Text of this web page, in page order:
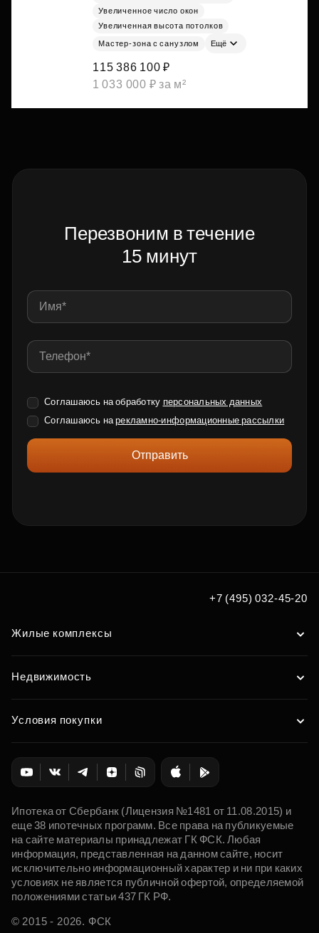
Увеличенное число окон
Увеличенная высота потолков
Мастер-зона с санузлом Ещё
115 386 100 ₽
1 033 000 ₽ за м²
Перезвоним в течение
15 минут
Соглашаюсь на обработку персональных данных
Соглашаюсь нарекламно-информационные рассылки
Отправить
+7 (495) 032-45-20
Жилые комплексы
Недвижимость
Условия покупки
Ипотека от Сбербанк (Лицензия №1481 от 11.08.2015) и
еще 38 ипотечных программ. Все права на публикуемые
на сайте материалы принадлежат ГК ФСК. Любая
информация, представленная на данном сайте, носит
исключительно информационный характер и ни при каких
условиях не является публичной офертой, определяемой
положениями статьи 437 ГК РФ.
© 2015 - 2026. ФСК